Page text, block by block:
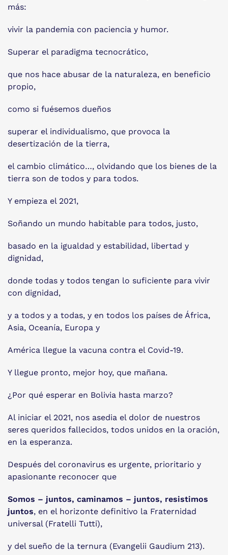
más:
vivir la pandemia con paciencia y humor.
Superar el paradigma tecnocrático,
que nos hace abusar de la naturaleza, en beneficio
propio,
como si fuésemos dueños
superar el individualismo, que provoca la
desertización de la tierra,
el cambio climático…, olvidando que los bienes de la
tierra son de todos y para todos.
Y empieza el 2021,
Soñando un mundo habitable para todos, justo,
basado en la igualdad y estabilidad, libertad y
dignidad,
donde todas y todos tengan lo suficiente para vivir
con dignidad,
y a todos y a todas, y en todos los países de África,
Asia, Oceanía, Europa y
América llegue la vacuna contra el Covid-19.
Y llegue pronto, mejor hoy, que mañana.
¿Por qué esperar en Bolivia hasta marzo?
Al iniciar el 2021, nos asedia el dolor de nuestros
seres queridos fallecidos, todos unidos en la oración,
en la esperanza.
Después del coronavirus es urgente, prioritario y
apasionante reconocer que
Somos – juntos, caminamos – juntos, resistimos
juntos, en el horizonte definitivo la Fraternidad
universal (Fratelli Tutti),
y del sueño de la ternura (Evangelii Gaudium 213).